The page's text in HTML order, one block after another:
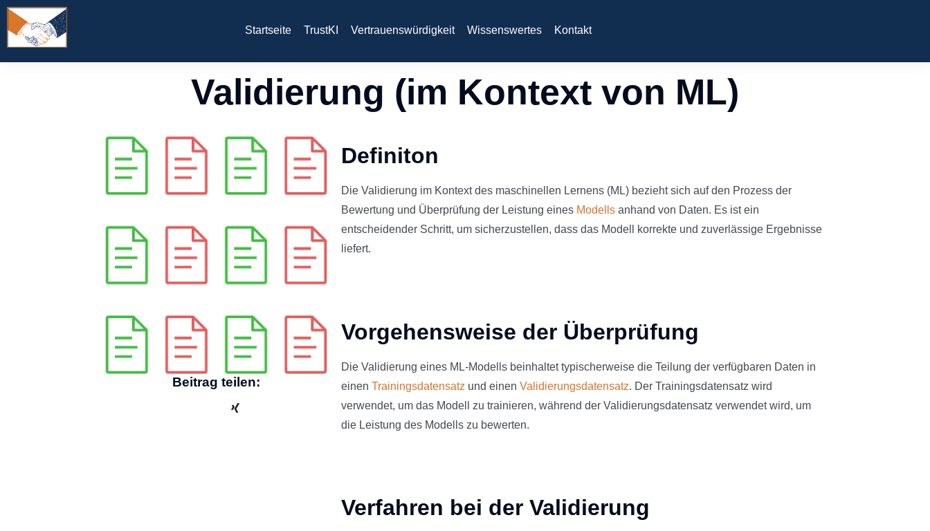
Startseite TrustKI Vertrauenswürdigkeit Wissenswertes Kontakt
Validierung (im Kontext von ML)
Beitrag teilen:
Definiton
Die Validierung im Kontext des maschinellen Lernens (ML) bezieht sich auf den Prozess der
Bewertung und Überprüfung der Leistung eines Modells anhand von Daten. Es ist ein
entscheidender Schritt, um sicherzustellen, dass das Modell korrekte und zuverlässige Ergebnisse
liefert.
Vorgehensweise der Überprüfung
Die Validierung eines ML-Modells beinhaltet typischerweise die Teilung der verfügbaren Daten in
einenTrainingsdatensatz und einenValidierungsdatensatz. Der Trainingsdatensatz wird
verwendet, um das Modell zu trainieren, während der Validierungsdatensatz verwendet wird, um
die Leistung des Modells zu bewerten.
Verfahren bei der Validierung